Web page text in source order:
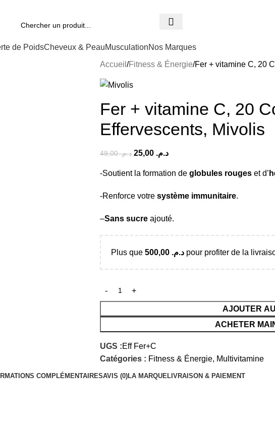
de PoidsCheveux & PeauMusculationNos Marques
Accueil Fitness & Énergie Fer + vitamine C, 20
Fer + vitamine C, 20
Effervescents, Mivolis
د.م.49,00 د.م.
-Soutient la formation de globules rouges et d’
-Renforce votre système immunitaire.
–Sans sucre ajouté.
Plus que د.م. pour profiter de la
AJOUTER
ACHETER
UGS :Eff Fer+C
Catégories : Fitness & Énergie, Multivitamine
COMPLÉMENTAIRESAVIS (0) LA MARQUE LIVRAISON & PAIEMENT